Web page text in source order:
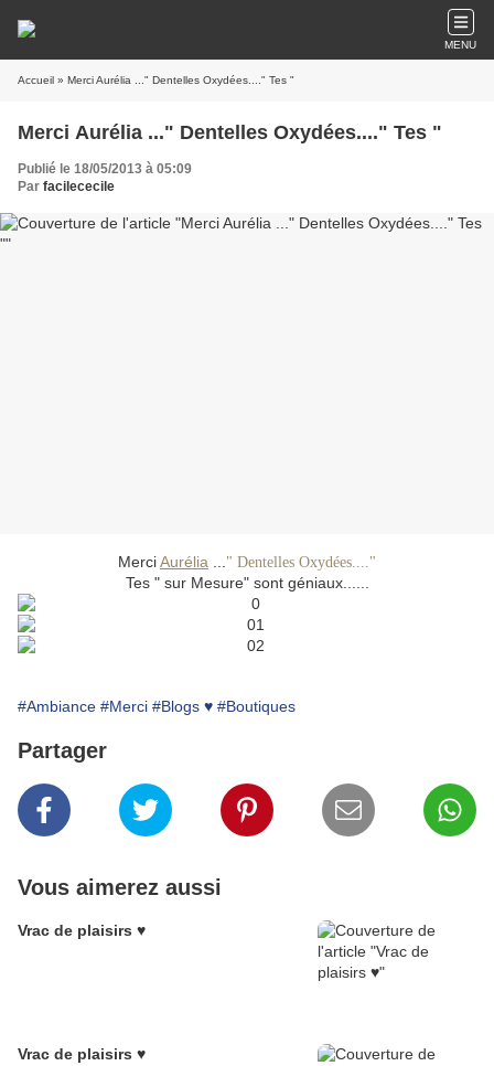
MENU
Accueil » Merci Aurélia ..." Dentelles Oxydées...." Tes "
Merci Aurélia ..." Dentelles Oxydées...." Tes "
Publié le 18/05/2013 à 05:09
Par facilececile
MerciAurélia " Dentelles Oxydées...."
Tes " sur Mesure" sont géniaux......
#Ambiance #Merci #Blogs ♥ #Boutiques
Partager
Vous aimerez aussi
Vrac de plaisirs ♥
Vrac de plaisirs ♥